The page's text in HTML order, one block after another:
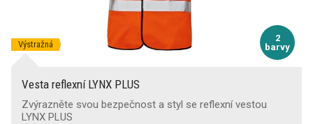
2
barvy
Výstražná
Vesta reflexní LYNX PLUS
Zvýrazněte svou bezpečnost a styl se reflexní vestou
LYNX PLUS